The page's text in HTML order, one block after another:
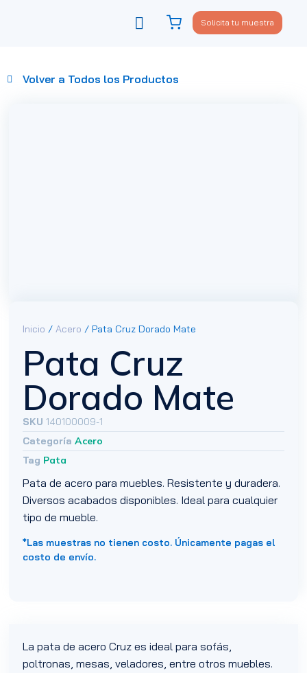
Solicita tu muestra
Volver a Todos los Productos
Inicio /Acero / Pata Cruz Dorado Mate
Pata Cruz
Dorado Mate
SKU140100009-1
Categoría Acero
Tag Pata
Pata de acero para muebles. Resistente y duradera.
Diversos acabados disponibles. Ideal para cualquier
tipo de mueble.
*Las muestras no tienen costo. Únicamente pagas el
costo de envío.
La pata de acero Cruz es ideal para sofás,
poltronas, mesas, veladores, entre otros muebles.